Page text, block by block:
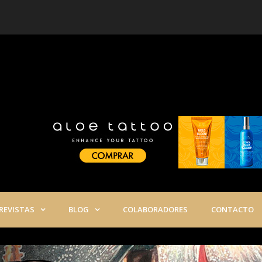
BLOG COLABORADORES CONTACTO